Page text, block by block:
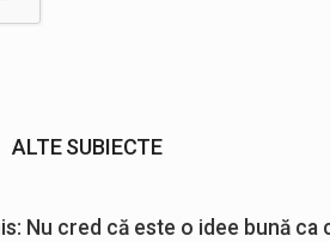
ALTE SUBIECTE
Nu cred că este o idee bună